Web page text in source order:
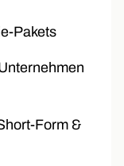
Pakets
Form &